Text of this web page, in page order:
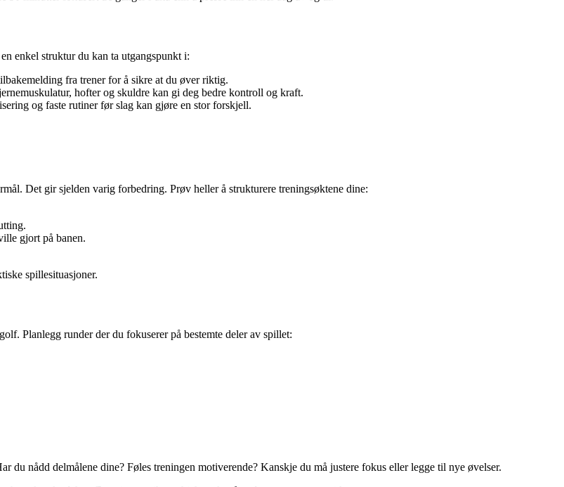
enkel struktur du kan ta utgangspunkt i:
fra trener for å sikre at du øver riktig.
hofter og skuldre kan gi deg bedre kontroll og kraft.
og faste rutiner før slag kan gjøre en stor forskjell.
Det gir sjelden varig forbedring. Prøv heller å strukturere treningsøktene dine:
gjort på banen.
spillesituasjoner.
Planlegg runder der du fokuserer på bestemte deler av spillet:
du nådd delmålene dine? Føles treningen motiverende? Kanskje du må justere fokus eller legge til nye øvelser.